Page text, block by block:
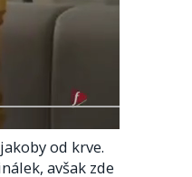
od krve.
avšak zde